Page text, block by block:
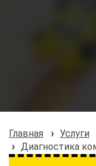
Главная
Услуги
Диагностика